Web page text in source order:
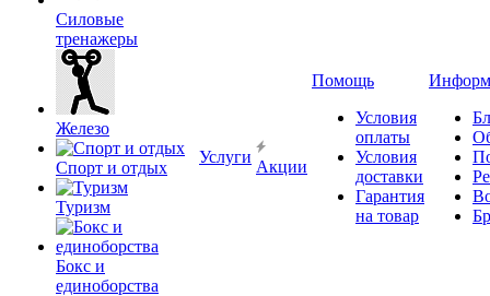
Силовые
тренажеры
Железо
Спорт и отдых
Туризм
Бокс и
единоборства
Услуги
Акции
Помощь
Условия
оплаты
Условия
доставки
Гарантия
на товар